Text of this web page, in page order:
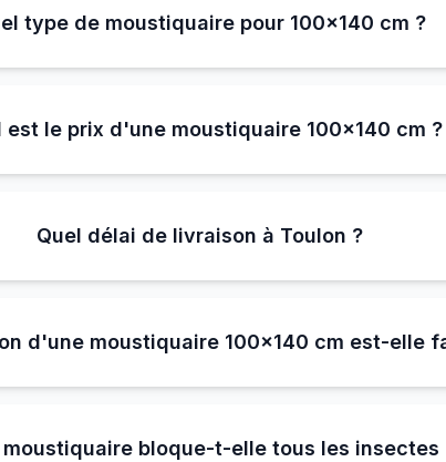
type de moustiquaire pour 100×140 cm ?
est le prix d'une moustiquaire 100×140 cm ?
Quel délai de livraison à Toulon ?
d'une moustiquaire 100×140 cm est-elle
bloque-t-elle tous les insectes